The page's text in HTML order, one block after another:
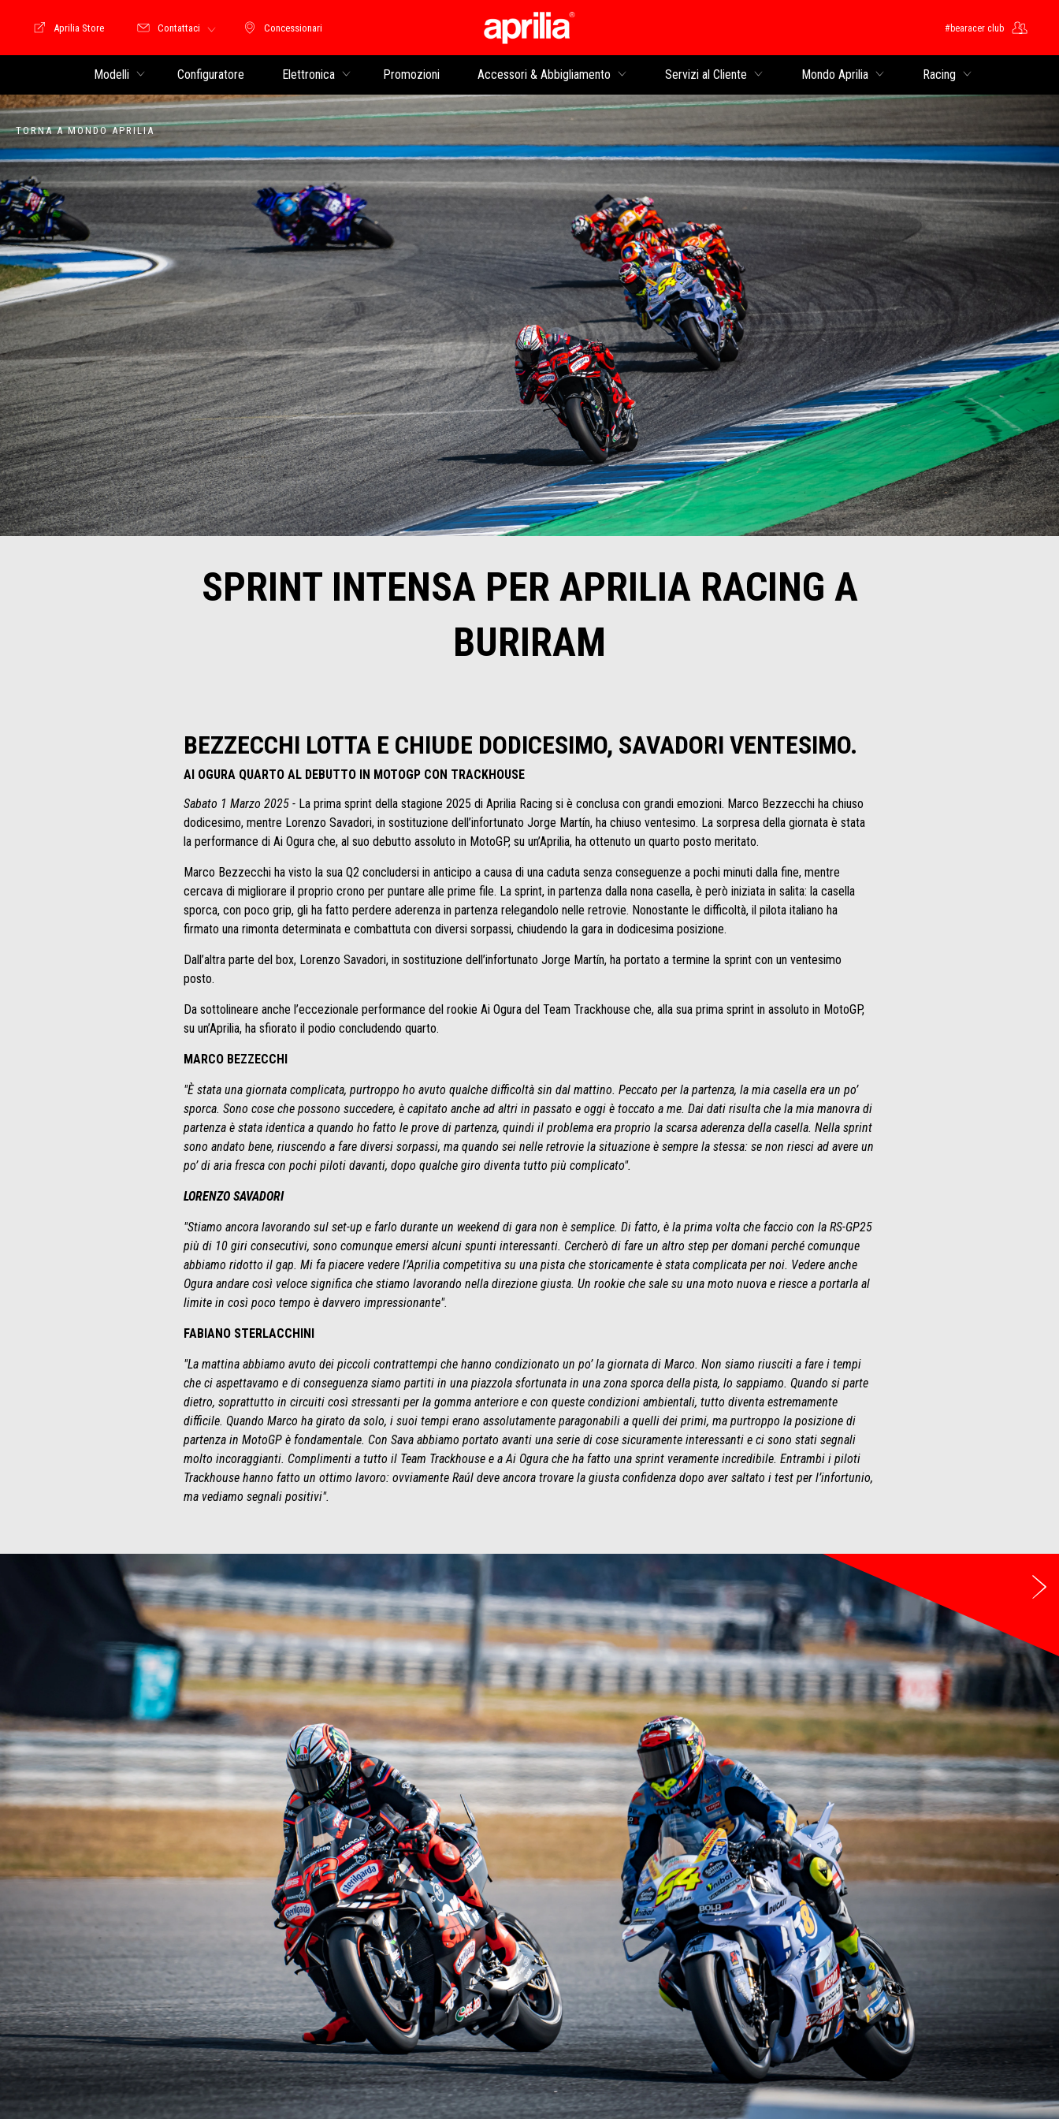
Concessionari
Concessionari
Moto Guzzi Store
Aprilia Store Contattaci #bearacer club
Modelli Configuratore Elettronica Promozioni Accessori & Abbigliamento Servizi al Cliente Mondo Aprilia Racing
TORNA A MONDO APRILIA
SPRINT INTENSA PER APRILIA RACING A
BURIRAM
BEZZECCHI LOTTA E CHIUDE DODICESIMO, SAVADORI VENTESIMO.
AI OGURA QUARTO AL DEBUTTO IN MOTOGP CON TRACKHOUSE
Sabato 1 Marzo 2025 - La prima sprint della stagione 2025 di Aprilia Racing si è conclusa con grandi emozioni. Marco Bezzecchi ha chiuso
dodicesimo, mentre Lorenzo Savadori, in sostituzione dell’infortunato Jorge Martín, ha chiuso ventesimo. La sorpresa della giornata è stata
la performance di Ai Ogura che, al suo debutto assoluto in MotoGP, su un’Aprilia, ha ottenuto un quarto posto meritato.
Marco Bezzecchi ha visto la sua Q2 concludersi in anticipo a causa di una caduta senza conseguenze a pochi minuti dalla fine, mentre
cercava di migliorare il proprio crono per puntare alle prime file. La sprint, in partenza dalla nona casella, è però iniziata in salita: la casella
sporca, con poco grip, gli ha fatto perdere aderenza in partenza relegandolo nelle retrovie. Nonostante le difficoltà, il pilota italiano ha
firmato una rimonta determinata e combattuta con diversi sorpassi, chiudendo la gara in dodicesima posizione.
Dall’altra parte del box, Lorenzo Savadori, in sostituzione dell’infortunato Jorge Martín, ha portato a termine la sprint con un ventesimo
posto.
Da sottolineare anche l’eccezionale performance del rookie Ai Ogura del Team Trackhouse che, alla sua prima sprint in assoluto in MotoGP,
su un’Aprilia, ha sfiorato il podio concludendo quarto.
MARCO BEZZECCHI
"È stata una giornata complicata, purtroppo ho avuto qualche difficoltà sin dal mattino. Peccato per la partenza, la mia casella era un po’
sporca. Sono cose che possono succedere, è capitato anche ad altri in passato e oggi è toccato a me. Dai dati risulta che la mia manovra di
partenza è stata identica a quando ho fatto le prove di partenza, quindi il problema era proprio la scarsa aderenza della casella. Nella sprint
sono andato bene, riuscendo a fare diversi sorpassi, ma quando sei nelle retrovie la situazione è sempre la stessa: se non riesci ad avere un
po’ di aria fresca con pochi piloti davanti, dopo qualche giro diventa tutto più complicato".
LORENZO SAVADORI
"Stiamo ancora lavorando sul set-up e farlo durante un weekend di gara non è semplice. Di fatto, è la prima volta che faccio con la RS-GP25
più di 10 giri consecutivi, sono comunque emersi alcuni spunti interessanti. Cercherò di fare un altro step per domani perché comunque
abbiamo ridotto il gap. Mi fa piacere vedere l’Aprilia competitiva su una pista che storicamente è stata complicata per noi. Vedere anche
Ogura andare così veloce significa che stiamo lavorando nella direzione giusta. Un rookie che sale su una moto nuova e riesce a portarla al
limite in così poco tempo è davvero impressionante".
FABIANO STERLACCHINI
"La mattina abbiamo avuto dei piccoli contrattempi che hanno condizionato un po’ la giornata di Marco. Non siamo riusciti a fare i tempi
che ci aspettavamo e di conseguenza siamo partiti in una piazzola sfortunata in una zona sporca della pista, lo sappiamo. Quando si parte
dietro, soprattutto in circuiti così stressanti per la gomma anteriore e con queste condizioni ambientali, tutto diventa estremamente
difficile. Quando Marco ha girato da solo, i suoi tempi erano assolutamente paragonabili a quelli dei primi, ma purtroppo la posizione di
partenza in MotoGP è fondamentale. Con Sava abbiamo portato avanti una serie di cose sicuramente interessanti e ci sono stati segnali
molto incoraggianti. Complimenti a tutto il Team Trackhouse e a Ai Ogura che ha fatto una sprint veramente incredibile. Entrambi i piloti
Trackhouse hanno fatto un ottimo lavoro: ovviamente Raúl deve ancora trovare la giusta confidenza dopo aver saltato i test per l’infortunio,
ma vediamo segnali positivi".